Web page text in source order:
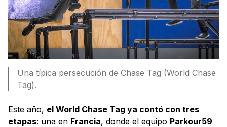
Una típica persecución de Chase Tag (World Chase
Tag).
Este año, el World Chase Tag ya contó con tres
etapas: una en Francia, donde el equipo Parkour59